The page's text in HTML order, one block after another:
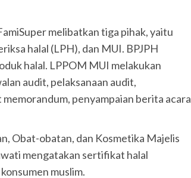
melibatkan tiga pihak, yaitu
halal (LPH), dan MUI. BPJPH
halal. LPPOM MUI melakukan
audit, pelaksanaan audit,
penyampaian berita acara
Obat-obatan, dan Kosmetika Majelis
mengatakan sertifikat halal
muslim.